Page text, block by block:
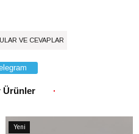
VE CEVAPLAR
Ürünler
Yeni